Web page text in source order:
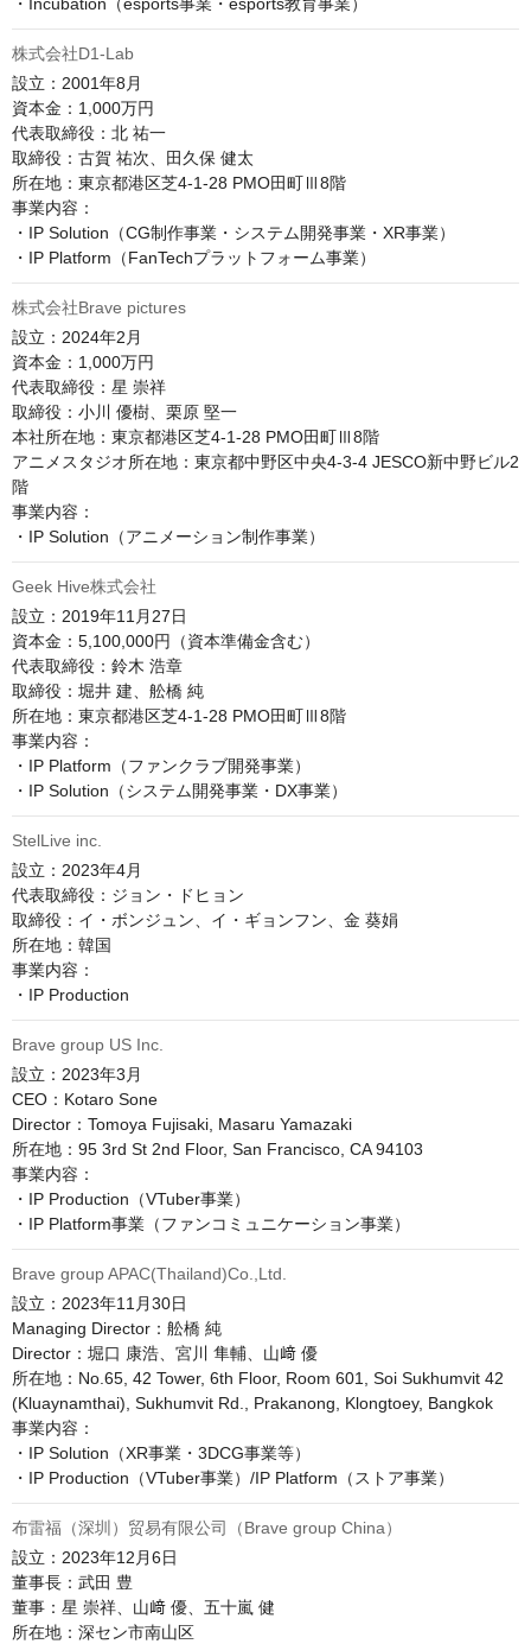
株式会社D1-Lab
設立：2001年8月
資本金：1,000万円
代表取締役：北 祐一
取締役：古賀 祐次、田久保 健太
所在地：東京都港区芝4-1-28 PMO田町Ⅲ8階
事業内容：
・IP Solution（CG制作事業・システム開発事業・XR事業）
・IP Platform（FanTechプラットフォーム事業）
株式会社Brave pictures
設立：2024年2月
資本金：1,000万円
代表取締役：星 崇祥
取締役：小川 優樹、栗原 堅一
本社所在地：東京都港区芝4-1-28 PMO田町Ⅲ8階
アニメスタジオ所在地：東京都中野区中央4-3-4 JESCO新中野ビル2
階
事業内容：
・IP Solution（アニメーション制作事業）
Geek Hive株式会社
設立：2019年11月27日
資本金：5,100,000円（資本準備金含む）
代表取締役：鈴木 浩章
取締役：堀井 建、舩橋 純
所在地：東京都港区芝4-1-28 PMO田町Ⅲ8階
事業内容：
・IP Platform（ファンクラブ開発事業）
StelLive inc.
設立：2023年4月
代表取締役：ジョン・ドヒョン
取締役：イ・ボンジュン、イ・ギョンフン、金 葵娟
所在地：韓国
事業内容：
Brave group US Inc.
設立：2023年3月
CEO：Kotaro Sone
Director：Tomoya Fujisaki, Masaru Yamazaki
所在地：95 3rd St 2nd Floor, San Francisco, CA 94103
事業内容：
・IP Production（VTuber事業）
Brave group APAC(Thailand)Co.,Ltd.
設立：2023年11月30日
Managing Director：舩橋 純
Director：堀口 康浩、宮川 隼輔、山﨑 優
所在地：No.65, 42 Tower, 6th Floor, Room 601, Soi Sukhumvit 42
(Kluaynamthai), Sukhumvit Rd., Prakanong, Klongtoey, Bangkok
事業内容：
・IP Solution（XR事業・3DCG事業等）
・IP Production（VTuber事業）/IP Platform（ストア事業）
布雷福（深圳）贸易有限公司（Brave group China）
設立：2023年12月6日
董事長：武田 豊
董事：星 崇祥、山﨑 優、五十嵐 健
所在地：深セン市南山区